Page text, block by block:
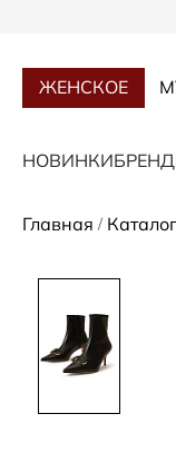
ЖЕНСКОЕ
НОВИНКИ
Главная / Каталог